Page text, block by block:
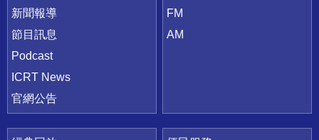
新聞報導
節目訊息
Podcast
ICRT News
官網公告
FM
AM